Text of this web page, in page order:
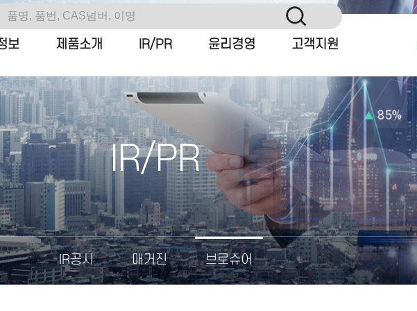
보 제품소개 IR/PR 윤리경영 고객지원
IR/PR
IR공시 매거진 브로슈어